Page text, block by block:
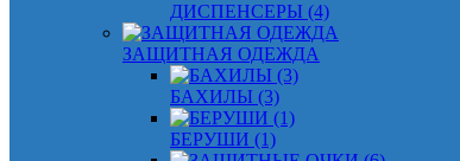
ДИСПЕНСЕРЫ (4)
ЗАЩИТНАЯ ОДЕЖДА
БАХИЛЫ (3)
БЕРУШИ (1)